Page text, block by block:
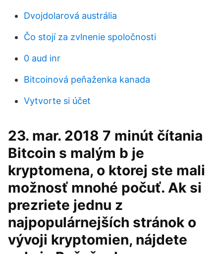
Dvojdolarová austrália
Čo stojí za zvlnenie spoločnosti
0 aud inr
Bitcoinová peňaženka kanada
Vytvorte si účet
23. mar. 2018 7 minút čítania
Bitcoin s malým b je
kryptomena, o ktorej ste mali
možnosť mnohé počuť. Ak si
prezriete jednu z
najpopulárnejších stránok o
vývoji kryptomien, nájdete